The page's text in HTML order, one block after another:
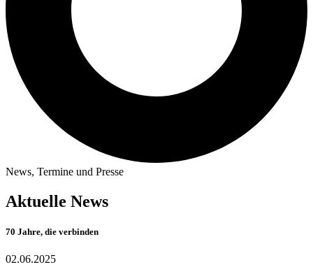
News, Termine und Presse
Aktuelle News
70 Jahre, die verbinden
02.06.2025